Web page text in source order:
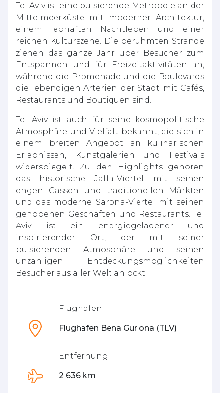
Tel Aviv ist eine pulsierende Metropole an der
Mittelmeerküste mit moderner Architektur,
einem lebhaften Nachtleben und einer
reichen Kulturszene. Die berühmten Strände
ziehen das ganze Jahr über Besucher zum
Entspannen und für Freizeitaktivitäten an,
während die Promenade und die Boulevards
die lebendigen Arterien der Stadt mit Cafés,
Restaurants und Boutiquen sind.
Tel Aviv ist auch für seine kosmopolitische
Atmosphäre und Vielfalt bekannt, die sich in
einem breiten Angebot an kulinarischen
Erlebnissen, Kunstgalerien und Festivals
widerspiegelt. Zu den Highlights gehören
das historische Jaffa-Viertel mit seinen
engen Gassen und traditionellen Märkten
und das moderne Sarona-Viertel mit seinen
gehobenen Geschäften und Restaurants. Tel
Aviv ist ein energiegeladener und
inspirierender Ort, der mit seiner
pulsierenden Atmosphäre und seinen
unzähligen Entdeckungsmöglichkeiten
Besucher aus aller Welt anlockt.
Flughafen
Flughafen Bena Guriona (TLV)
Entfernung
2 636 km